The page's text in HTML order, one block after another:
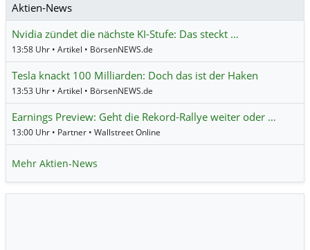
Aktien-News
Nvidia zündet die nächste KI-Stufe: Das steckt …
13:58 Uhr • Artikel • BörsenNEWS.de
Tesla knackt 100 Milliarden: Doch das ist der Haken
13:53 Uhr • Artikel • BörsenNEWS.de
Earnings Preview: Geht die Rekord-Rallye weiter oder …
13:00 Uhr • Partner • Wallstreet Online
Mehr Aktien-News